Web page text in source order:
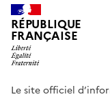
RÉPUBLIQUE
FRANÇAISE
Le site officiel